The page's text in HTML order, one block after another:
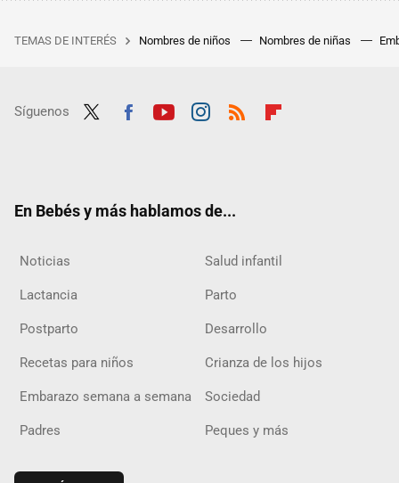
TEMAS DE INTERÉS Nombres de niños Nombres de niñas
Síguenos
En Bebés y más hablamos de...
Noticias Salud infantil
Lactancia Parto
Postparto Desarrollo
Recetas para niños Crianza de los hijos
Embarazo semana a semana Sociedad
Padres Peques y más